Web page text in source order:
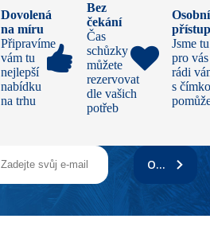
Dovolená
na míru
Připravíme
vám tu
nejlepší
nabídku
na trhu
Bez
čekání
Čas
schůzky si
můžete
rezervovat
dle vašich
potřeb
Osobní
Jsme tu
pro
rádi
s
ODEBÍRAT